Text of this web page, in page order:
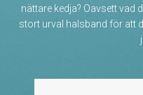
nättare kedja? Oavsett vad
stort urval halsband för att